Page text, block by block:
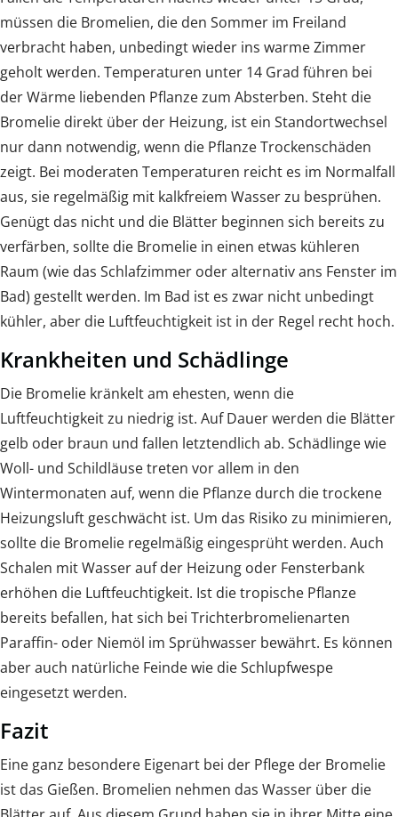
müssen die Bromelien, die den Sommer im Freiland
verbracht haben, unbedingt wieder ins warme Zimmer
geholt werden. Temperaturen unter 14 Grad führen bei
der Wärme liebenden Pflanze zum Absterben. Steht die
Bromelie direkt über der Heizung, ist ein Standortwechsel
nur dann notwendig, wenn die Pflanze Trockenschäden
zeigt. Bei moderaten Temperaturen reicht es im Normalfall
aus, sie regelmäßig mit kalkfreiem Wasser zu besprühen.
Genügt das nicht und die Blätter beginnen sich bereits zu
verfärben, sollte die Bromelie in einen etwas kühleren
Raum (wie das Schlafzimmer oder alternativ ans Fenster im
Bad) gestellt werden. Im Bad ist es zwar nicht unbedingt
kühler, aber die Luftfeuchtigkeit ist in der Regel recht hoch.
Krankheiten und Schädlinge
Die Bromelie kränkelt am ehesten, wenn die
Luftfeuchtigkeit zu niedrig ist. Auf Dauer werden die Blätter
gelb oder braun und fallen letztendlich ab. Schädlinge wie
Woll- und Schildläuse treten vor allem in den
Wintermonaten auf, wenn die Pflanze durch die trockene
Heizungsluft geschwächt ist. Um das Risiko zu minimieren,
sollte die Bromelie regelmäßig eingesprüht werden. Auch
Schalen mit Wasser auf der Heizung oder Fensterbank
erhöhen die Luftfeuchtigkeit. Ist die tropische Pflanze
bereits befallen, hat sich bei Trichterbromelienarten
Paraffin- oder Niemöl im Sprühwasser bewährt. Es können
aber auch natürliche Feinde wie die Schlupfwespe
eingesetzt werden.
Fazit
Eine ganz besondere Eigenart bei der Pflege der Bromelie
ist das Gießen. Bromelien nehmen das Wasser über die